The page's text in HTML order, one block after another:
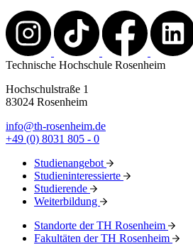
Technische Hochschule Rosenheim
Hochschulstraße 1
83024 Rosenheim
info@th-rosenheim.de
+49 (0) 8031 805 - 0
Studienangebot
Studieninteressierte
Studierende
Weiterbildung
Standorte der TH Rosenheim
Fakultäten der TH Rosenheim